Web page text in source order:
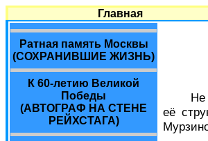
Главная
Ратная память Москвы
(СОХРАНИВШИЕ ЖИЗНЬ)
К 60-летию Великой
Победы
(АВТОГРАФ НА СТЕНЕ
РЕЙХСТАГА)
Не
её